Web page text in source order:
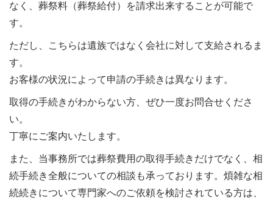
なく、葬祭料（葬祭給付）を請求出来することが可能で
す。
ただし、こちらは遺族ではなく会社に対して支給されるま
す。
お客様の状況によって申請の手続きは異なります。
取得の手続きがわからない方、ぜひ一度お問合せくださ
い。
丁寧にご案内いたします。
また、当事務所では葬祭費用の取得手続きだけでなく、相
続手続き全般についての相談も承っております。 煩雑な相
続続きについて専門家へのご依頼を検討されている方は、